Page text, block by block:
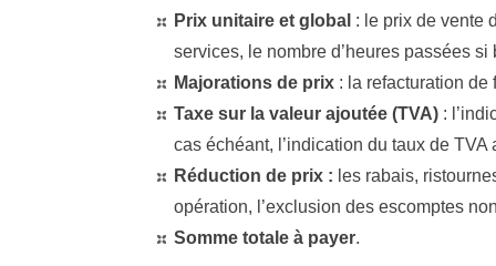
Prix unitaire et global : le prix de vente
services, le nombre d’heures passées
Majorations de prix : la refacturation de
Taxe sur la valeur ajoutée (TVA) :
cas échéant, l’indication du taux de
Réduction de prix : les rabais,
opération, l’exclusion des escomptes
Somme totale à payer.